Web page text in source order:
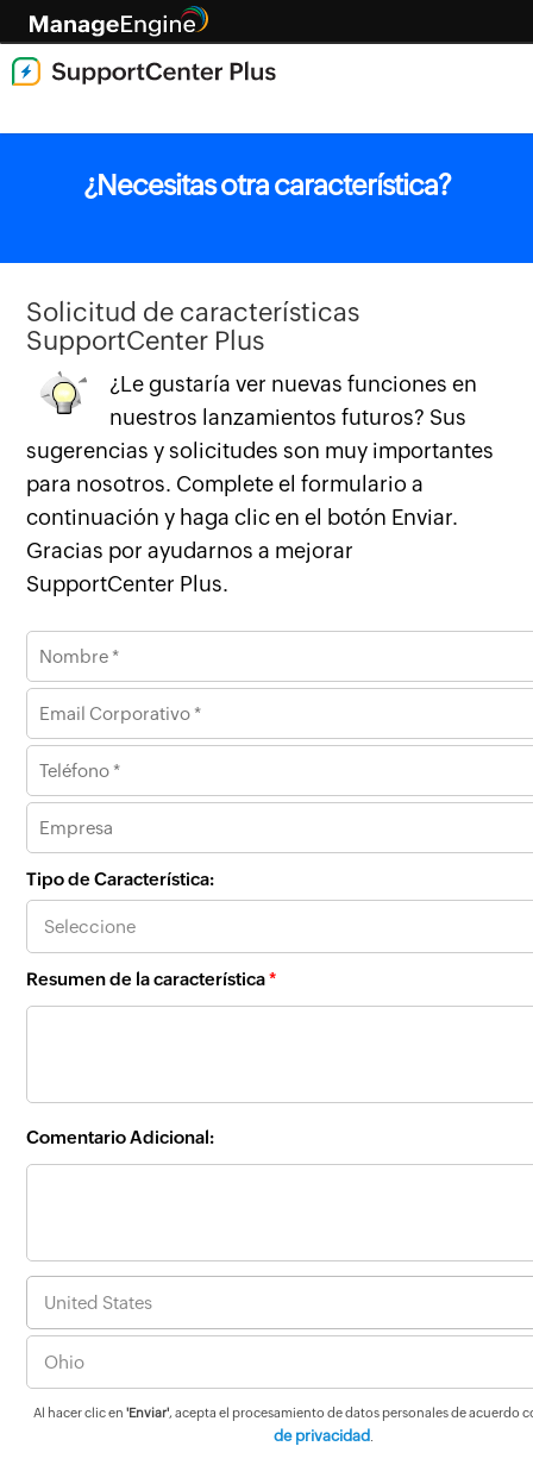
¿Necesitas otra característica?
Solicitud de características
SupportCenter Plus
¿Le gustaría ver nuevas funciones en
nuestros lanzamientos futuros? Sus
sugerencias y solicitudes son muy importantes
para nosotros. Complete el formulario a
continuación y haga clic en el botón Enviar.
Gracias por ayudarnos a mejorar
SupportCenter Plus.
Tipo de Característica:
Resumen de la característica*
Comentario Adicional:
Al hacer clic en'Enviar', acepta el procesamiento de datos personales de acuerdo
de privacidad